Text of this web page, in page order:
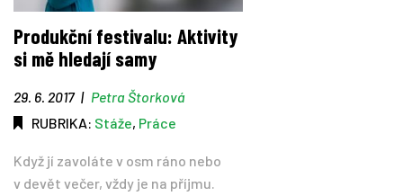
Produkční festivalu: Aktivity
si mě hledají samy
29. 6. 2017 | Petra Štorková
RUBRIKA: Stáže, Práce
Když jí zavoláte v osm ráno nebo
v devět večer, vždy je na příjmu.